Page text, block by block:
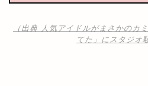
（出典 人気アイドルがまさかの
てた」にスタジオ